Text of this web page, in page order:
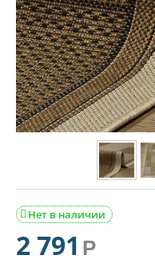
Нет в наличии

2 791 Р